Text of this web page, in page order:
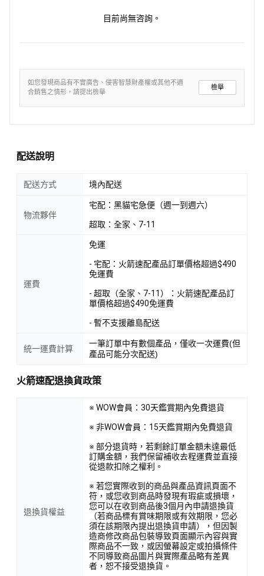
目前尚無咨詢。
如您發現商品有不實廣告、侵害智慧財產權或其他不適
合銷售之情形，請提出檢舉
檢舉
配送說明
配送方式 境內配送
物流夥伴
宅配：黑貓宅急便（週一到週六）
超取：全家、7-11
運費
免運
- 宅配：火箭速配產品訂單價格超過$490
免運費
- 超取（全家、7-11）：火箭速配產品訂
單價格超過$490免運費
- 暫不支援離島配送
統一運費計算
一筆訂單中有數個產品，僅收一次運費(但
產品可能分次配送)
火箭速配退換貨政策
退換貨權益
※ WOW會員：30天鑑賞期內免費退貨
※ 非WOW會員：15天鑑賞期內免費退貨
※ 部分退貨時，若剩餘訂單金額未達最低
訂購金額，我們保留補收去程運費並直接
從退款扣除之權利。
※ 若您實際收到的商品與產品資訊頁面不
符，或您收到商品時發現有瑕疵或損壞，
您可以在收到商品後3個月內申請退換貨
（若商品標有賞味期限或有效期限，您必
須在該期限內提出退換貨申請），但因製
造商修改商品包裝導致頁面顯示內容與實
際商品不一致，或因螢幕設定或拍攝條件
不同導致商品圖片與實際產品略有差異
者，恕不接受退換貨。